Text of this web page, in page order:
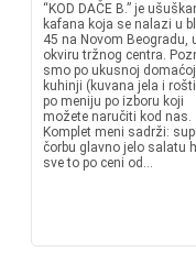
“KOD DAČE B.” je
kafana koja se nalazi u
45 na Novom Beogradu,
okviru tržnog centra.
smo po ukusnoj domaćoj
kuhinji (kuvana jela i
po meniju po izboru koji
možete naručiti kod nas.
Komplet meni sadrži:
čorbu glavno jelo salatu
sve to po ceni od...